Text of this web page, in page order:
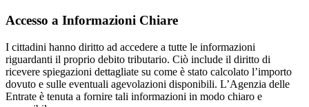
Accesso a Informazioni Chiare
I cittadini hanno diritto ad accedere a tutte le informazioni
riguardanti il proprio debito tributario. Ciò include il diritto di
ricevere spiegazioni dettagliate su come è stato calcolato l’importo
dovuto e sulle eventuali agevolazioni disponibili. L’Agenzia delle
Entrate è tenuta a fornire tali informazioni in modo chiaro e